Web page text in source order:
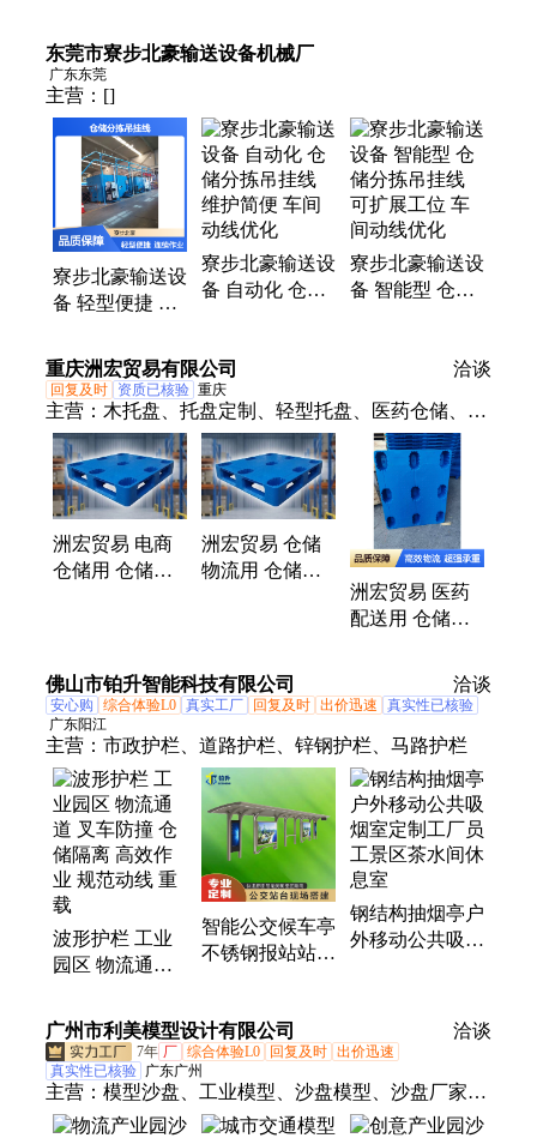
力强 车间动线
优化
优化
东莞市寮步北豪输送设备机械厂
广东东莞
主营： []
寮步北豪输送设
备 轻型便捷 仓
连续作业 车间
动线优化
寮步北豪输送设
备 自动化 仓储
线优化
寮步北豪输送设
备 智能型 仓储
重庆洲宏贸易有限公司 洽谈
回复及时 资质已核验 重庆
主营： 木托盘、托盘定制、轻型托盘、医药仓储、防
滑耐用托盘、田字格仓储托盘、货物堆码、九角托
盘、胶合板托盘、加厚吹塑栈板、九角吹塑托盘、港
口装卸助力、防水吹塑托盘、田字格塑料托盘、食品
级吹塑托盘、田字格栈板托盘、田字格货运托盘、抗
腐蚀九角栈板、田字格周转托盘、田字格叉车托盘、
物流用吹塑托盘、周转用吹塑托盘
洲宏贸易 电商
仓储用 仓储用
洲宏贸易 仓储
物流用 仓储用
洲宏贸易 医药
配送用 仓储用
成型无焊缝 车
间动线优化
佛山市铂升智能科技有限公司 洽谈
安心购 综合体验L0 真实工厂 回复及时 出价迅速
真实性已核验
广东阳江
主营： 市政护栏、道路护栏、锌钢护栏、马路护栏
波形护栏 工业
园区 物流通道
隔离 高效作业
规范动线 重载
智能公交候车亭
不锈钢报站站台
边
钢结构抽烟亭户
外移动公共吸烟
广州市利美模型设计有限公司 洽谈
7年 厂 综合体验L0 回复及时 出价迅速
真实性已核验 广东广州
主营： 模型沙盘、工业模型、沙盘模型、沙盘厂家、
沙盘定制、模型定制、建筑模型沙盘、工业沙盘、工